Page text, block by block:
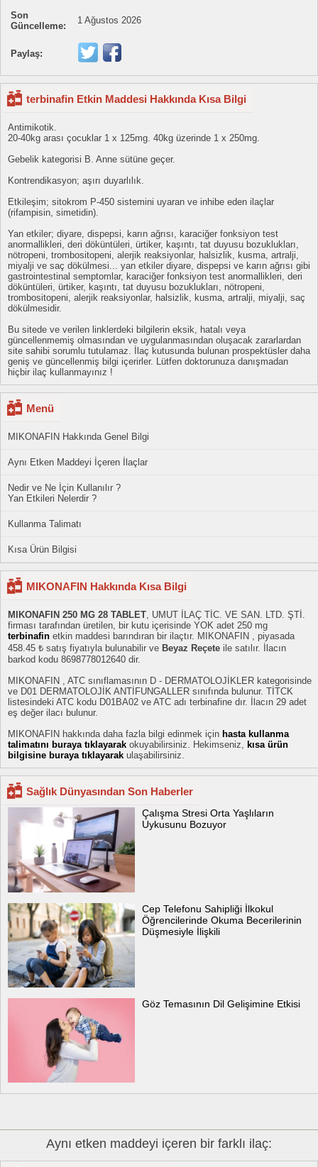
Son
Güncelleme:
1 Ağustos 2026
Paylaş:
terbinafin Etkin Maddesi Hakkında Kısa Bilgi
Antimikotik.
20-40kg arası çocuklar 1 x 125mg. 40kg üzerinde 1 x 250mg.
Gebelik kategorisi B. Anne sütüne geçer.
Kontrendikasyon; aşırı duyarlılık.
Etkileşim; sitokrom P-450 sistemini uyaran ve inhibe eden ilaçlar
(rifampisin, simetidin).
Yan etkiler; diyare, dispepsi, karın ağrısı, karaciğer fonksiyon test
anormallikleri, deri döküntüleri, ürtiker, kaşıntı, tat duyusu bozuklukları,
nötropeni, trombositopeni, alerjik reaksiyonlar, halsizlik, kusma, artralji,
miyalji ve saç dökülmesi... yan etkiler diyare, dispepsi ve karın ağrısı gibi
gastrointestinal semptomlar, karaciğer fonksiyon test anormallikleri, deri
döküntüleri, ürtiker, kaşıntı, tat duyusu bozuklukları, nötropeni,
trombositopeni, alerjik reaksiyonlar, halsizlik, kusma, artralji, miyalji, saç
dökülmesidir.
Bu sitede ve verilen linklerdeki bilgilerin eksik, hatalı veya
güncellenmemiş olmasından ve uygulanmasından oluşacak zararlardan
site sahibi sorumlu tutulamaz. İlaç kutusunda bulunan prospektüsler daha
geniş ve güncellenmiş bilgi içerirler. Lütfen doktorunuza danışmadan
hiçbir ilaç kullanmayınız !
Menü
MIKONAFIN Hakkında Genel Bilgi
Aynı Etken Maddeyi İçeren İlaçlar
Nedir ve Ne İçin Kullanılır ?
Yan Etkileri Nelerdir ?
Kullanma Talimatı
Kısa Ürün Bilgisi
MIKONAFIN Hakkında Kısa Bilgi
MIKONAFIN 250 MG 28 TABLET, UMUT İLAÇ TİC. VE SAN. LTD. ŞTİ.
firması tarafından üretilen, bir kutu içerisinde YOK adet 250 mg
terbinafin etkin maddesi barındıran bir ilaçtır. MIKONAFIN , piyasada
458.45 ₺ satış fiyatıyla bulunabilir ve Beyaz Reçete ile satılır. İlacın
barkod kodu 8698778012640 dir.
MIKONAFIN , ATC sınıflamasının D - DERMATOLOJİKLER kategorisinde
ve D01 DERMATOLOJİK ANTİFUNGALLER sınıfında bulunur. TİTCK
listesindeki ATC kodu D01BA02 ve ATC adı terbinafine dır. İlacın 29 adet
eş değer ilacı bulunur.
MIKONAFIN hakkında daha fazla bilgi edinmek için hasta kullanma
talimatını buraya tıklayarak okuyabilirsiniz. Hekimseniz, kısa ürün
bilgisine buraya tıklayarak ulaşabilirsiniz.
Sağlık Dünyasından Son Haberler
Çalışma Stresi Orta Yaşlıların
Uykusunu Bozuyor
Cep Telefonu Sahipliği İlkokul
Öğrencilerinde Okuma Becerilerinin
Düşmesiyle İlişkili
Göz Temasının Dil Gelişimine Etkisi
Aynı etken maddeyi içeren bir farklı ilaç: